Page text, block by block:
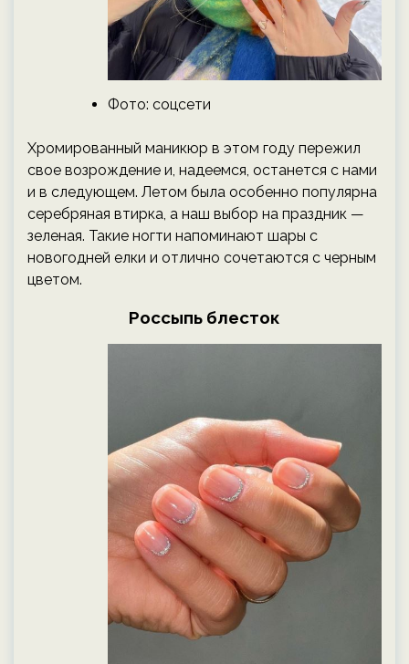
Фото: соцсети
Хромированный маникюр в этом году пережил
свое возрождение и, надеемся, останется с нами
и в следующем. Летом была особенно популярна
серебряная втирка, а наш выбор на праздник —
зеленая. Такие ногти напоминают шары с
новогодней елки и отлично сочетаются с черным
цветом.
Россыпь блесток